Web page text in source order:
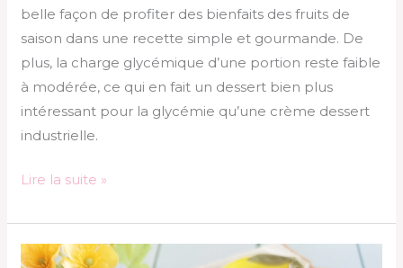
belle façon de profiter des bienfaits des fruits de
saison dans une recette simple et gourmande. De
plus, la charge glycémique d’une portion reste faible
à modérée, ce qui en fait un dessert bien plus
intéressant pour la glycémie qu’une crème dessert
industrielle.
Lire la suite »
Gateau